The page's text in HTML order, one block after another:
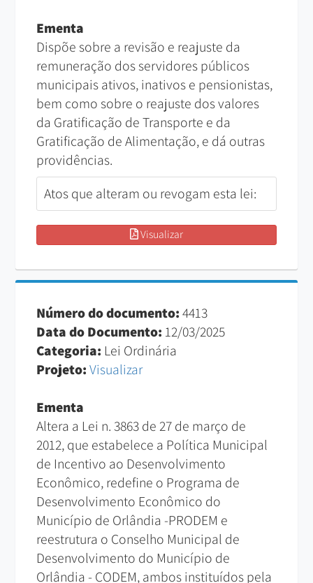
Ementa
Dispõe sobre a revisão e reajuste da
remuneração dos servidores públicos
municipais ativos, inativos e pensionistas,
bem como sobre o reajuste dos valores
da Gratificação de Transporte e da
Gratificação de Alimentação, e dá outras
providências.
Atos que alteram ou revogam esta lei:
Visualizar
Número do documento:4413
Data do Documento: 12/03/2025
Categoria: Lei Ordinária
Projeto: Visualizar
Ementa
Altera a Lei n. 3863 de 27 de março de
2012, que estabelece a Política Municipal
de Incentivo ao Desenvolvimento
Econômico, redefine o Programa de
Desenvolvimento Econômico do
Município de Orlândia -PRODEM e
reestrutura o Conselho Municipal de
Desenvolvimento do Município de
Orlândia - CODEM, ambos instituídos pela